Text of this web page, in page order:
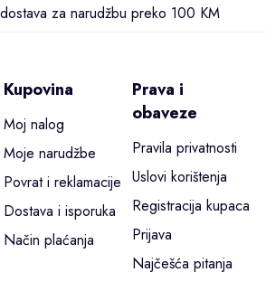
za narudžbu preko 100 KM
Kupovina
Moj nalog
Moje narudžbe
Povrat i reklamacije
Dostava i isporuka
Način plaćanja
Prava i
obaveze
Pravila privatnosti
Uslovi korištenja
Registracija kupaca
Prijava
Najčešća pitanja